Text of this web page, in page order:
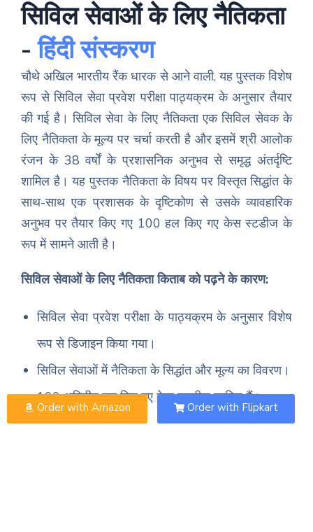
सिविल सेवाओं के लिए नैतिकता
- हिंदी संस्करण
चौथे अखिल भारतीय रैंक धारक से आने वाली, यह पुस्तक विशेष
रूप से सिविल सेवा प्रवेश परीक्षा पाठ्यक्रम के अनुसार तैयार
की गई है। सिविल सेवा के लिए नैतिकता एक सिविल सेवक के
लिए नैतिकता के मूल्य पर चर्चा करती है और इसमें श्री आलोक
रंजन के 38 वर्षों के प्रशासनिक अनुभव से समृद्ध अंतर्दृष्टि
शामिल है। यह पुस्तक नैतिकता के विषय पर विस्तृत सिद्धांत के
साथ-साथ एक प्रशासक के दृष्टिकोण से उसके व्यावहारिक
अनुभव पर तैयार किए गए 100 हल किए गए केस स्टडीज के
रूप में सामने आती है।
सिविल सेवाओं के लिए नैतिकता किताब को पढ़ने के कारण:
सिविल सेवा प्रवेश परीक्षा के पाठ्यक्रम के अनुसार विशेष
रूप से डिजाइन किया गया।
सिविल सेवाओं में नैतिकता के सिद्धांत और मूल्य का विवरण।
100 अद्वितीय हल किए गए केस स्टडीज शामिल हैं।
Order with Amazon Order with Flipkart